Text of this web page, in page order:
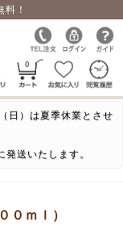
！
0
日）は夏季休業とさせ
送いたします。
０ｍｌ）